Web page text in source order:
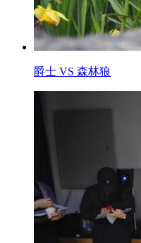
爵士 VS 森林狼